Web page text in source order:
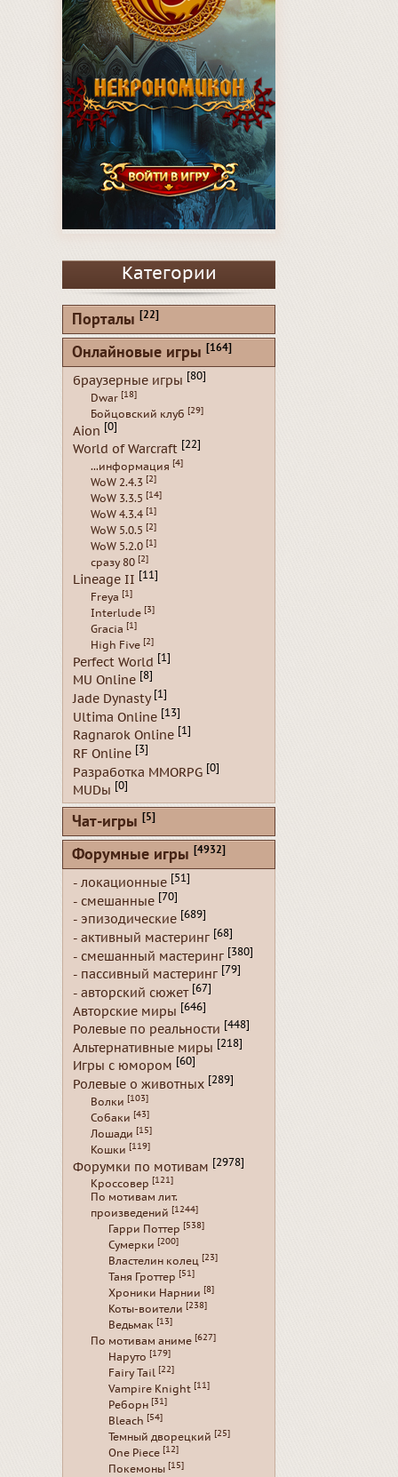
Категории
Порталы [22]
Онлайновые игры [164]
браузерные игры [80]
Dwar [18]
Бойцовский клуб [29]
Aion [0]
World of Warcraft [22]
...информация [4]
WoW 2.4.3 [2]
WoW 3.3.5 [14]
WoW 4.3.4 [1]
WoW 5.0.5 [2]
WoW 5.2.0 [1]
сразу 80 [2]
Lineage II [11]
Freya [1]
Interlude [3]
Gracia [1]
High Five [2]
Perfect World [1]
MU Online [8]
Jade Dynasty [1]
Ultima Online [13]
Ragnarok Online [1]
RF Online [3]
Разработка MMORPG [0]
MUDы [0]
Чат-игры [5]
Форумные игры [4932]
- локационные [51]
- смешанные [70]
- эпизодические [689]
- активный мастеринг [68]
- смешанный мастеринг [380]
- пассивный мастеринг [79]
- авторский сюжет [67]
Авторские миры [646]
Ролевые по реальности [448]
Альтернативные миры [218]
Игры с юмором [60]
Ролевые о животных [289]
Волки [103]
Собаки [43]
Лошади [15]
Кошки [119]
Форумки по мотивам [2978]
Кроссовер [121]
По мотивам лит.
произведений [1244]
Гарри Поттер [538]
Сумерки [200]
Властелин колец [23]
Таня Гроттер [51]
Хроники Нарнии [8]
Коты-воители [238]
Ведьмак [13]
По мотивам аниме [627]
Наруто [179]
Fairy Tail [22]
Vampire Knight [11]
Реборн [31]
Bleach [54]
Темный дворецкий [25]
One Piece [12]
Покемоны [15]